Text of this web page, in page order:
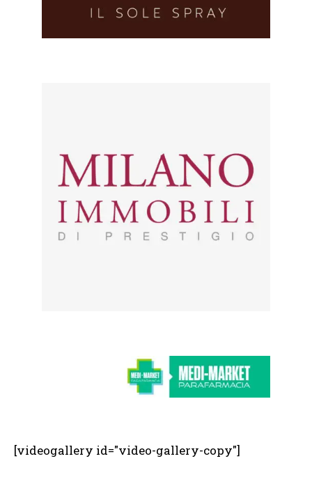
[videogallery id="video-gallery-copy"]